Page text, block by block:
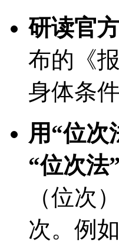
研读官
布的《
身体条
用“位次
“位次法”
（位次
次。例